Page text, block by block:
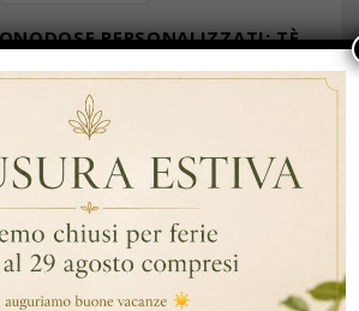
PERSONALIZZATI: TÈ,
COME STRUMENTI DI
BRANDING
… Continua a leggere
By InnoChia
,Personalizzazione ,Tè E Infusi
Personalizzati,Branding